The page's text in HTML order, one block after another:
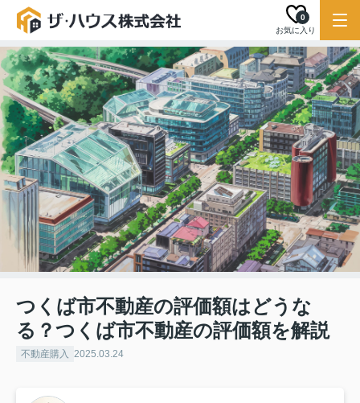
お気に入り
0
つくば市不動産の評価額はどうな
る？つくば市不動産の評価額を解説
不動産購入 2025.03.24